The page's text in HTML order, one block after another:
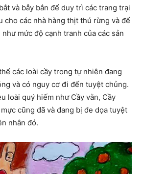
và bẫy bắn để duy trì các trang trại
cho các nhà hàng thịt thú rừng và để
mức độ cạnh tranh của các sản
các loài cầy trong tự nhiên đang
và có nguy cơ đi đến tuyệt chủng.
loài quý hiếm như Cầy vằn, Cầy
cũng đã và đang bị đe dọa tuyệt
nhân đó.